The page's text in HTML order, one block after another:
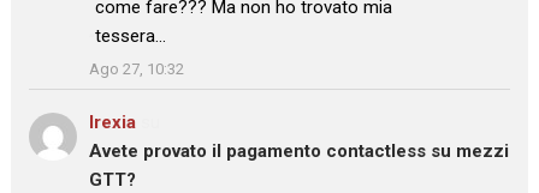
come fare??? Ma non ho trovato mia
tessera…
”
Ago 27, 10:32
Irexia
Avete provato il pagamento contactless su mezzi
GTT?